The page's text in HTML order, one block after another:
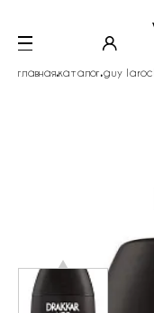
главная.каталог.guy